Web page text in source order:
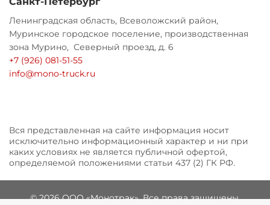
Ленинградская область, Всеволожский район,
Муринское городское поселение, производственная
зона Мурино, Северный проезд, д. 6
+7 (926) 081-51-55
info@mono-truck.ru
Вся представленная на сайте информация носит
исключительно информационный характер и ни при
каких условиях не является публичной офертой,
определяемой положениями статьи 437 (2) ГК РФ.
© 2026 ООО «Монотрак». Все права защищены.